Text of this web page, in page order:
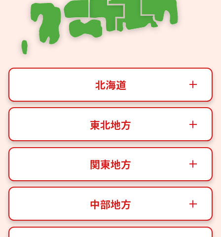
北海道
東北地方
関東地方
中部地方